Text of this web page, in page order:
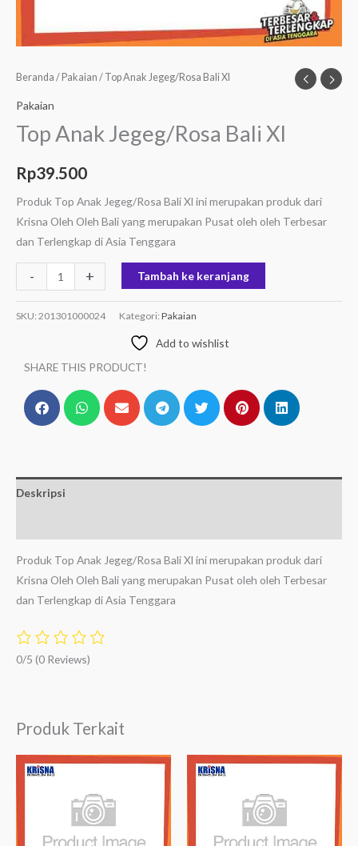
Beranda / Pakaian / Top Anak Jegeg/Rosa Bali Xl
Pakaian
Top Anak Jegeg/Rosa Bali Xl
Rp39.500
Produk Top Anak Jegeg/Rosa Bali Xl ini merupakan produk dari
Krisna Oleh Oleh Bali yang merupakan Pusat oleh oleh Terbesar
dan Terlengkap di Asia Tenggara
- + Tambah ke keranjang
SKU: 201301000024 Kategori: Pakaian
Add to wishlist
SHARE THIS PRODUCT!
Deskripsi
Produk Top Anak Jegeg/Rosa Bali Xl ini merupakan produk dari
Krisna Oleh Oleh Bali yang merupakan Pusat oleh oleh Terbesar
dan Terlengkap di Asia Tenggara
0/5 (0 Reviews)
Produk Terkait